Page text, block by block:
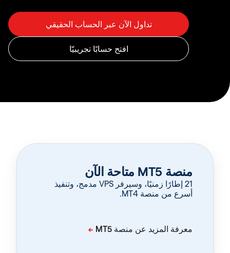
منصة MT5 متاحة الآن
‏21 إطارًا زمنيًا، وسيرفر VPS مدمج، وتنفيذ
أسرع من منصة MT4.